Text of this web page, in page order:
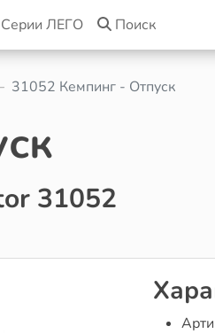
ЛЕГО Поиск
31052 Кемпинг - Отпуск
31052